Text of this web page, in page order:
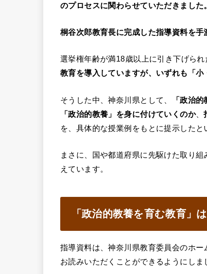
のプロセスに関わらせていただきました。
桐谷次郎教育長に完成した指導資料を手
選挙権年齢が満18歳以上に引き下げられ
教育を導入していますが、いずれも「小
そうした中、神奈川県として、 「政治
「政治的教養」を身に付けていくのか、
を、具体的な授業例をもとに提示したと
まさに、国や都道府県に先駆けた取り組
えています。
「政治的教養を育む教育」
指導資料は、神奈川県教育委員会のホ
お読みいただくことができるようにしま